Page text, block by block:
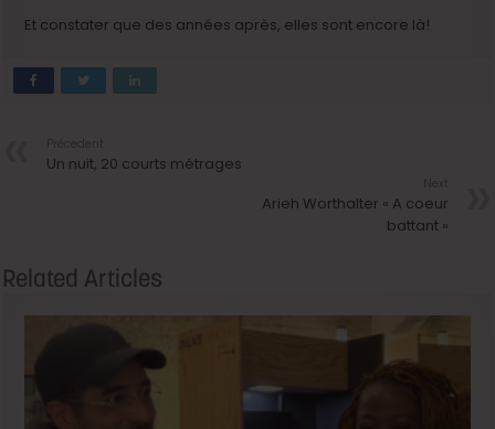
Et constater que des années après, elles sont encore là!
Un nuit, 20 courts métrages
Arieh Worthalter « A coeur
battant »
Related Articles